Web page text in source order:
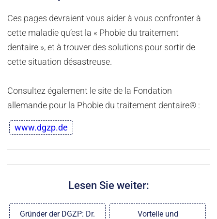
Ces pages devraient vous aider à vous confronter à
cette maladie qu’est la « Phobie du traitement
dentaire », et à trouver des solutions pour sortir de
cette situation désastreuse.
Consultez également le site de la Fondation
allemande pour la Phobie du traitement dentaire® :
www.dgzp.de
Lesen Sie weiter:
Gründer der DGZP: Dr.
Vorteile und